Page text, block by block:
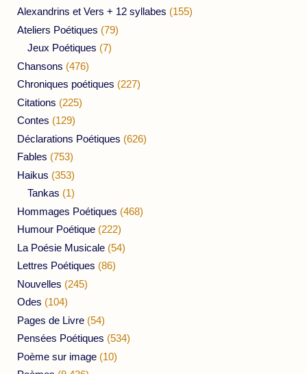
Alexandrins et Vers + 12 syllabes (155)
Ateliers Poétiques (79)
Jeux Poétiques (7)
Chansons (476)
Chroniques poétiques (227)
Citations (225)
Contes (129)
Déclarations Poétiques (626)
Fables (753)
Haikus (353)
Tankas (1)
Hommages Poétiques (468)
Humour Poétique (222)
La Poésie Musicale (54)
Lettres Poétiques (86)
Nouvelles (245)
Odes (104)
Pages de Livre (54)
Pensées Poétiques (534)
Poème sur image (10)